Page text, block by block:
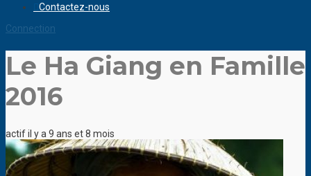
Contactez-nous
Connection
Le Ha Giang en Famille
2016
actif il y a 9 ans et 8 mois